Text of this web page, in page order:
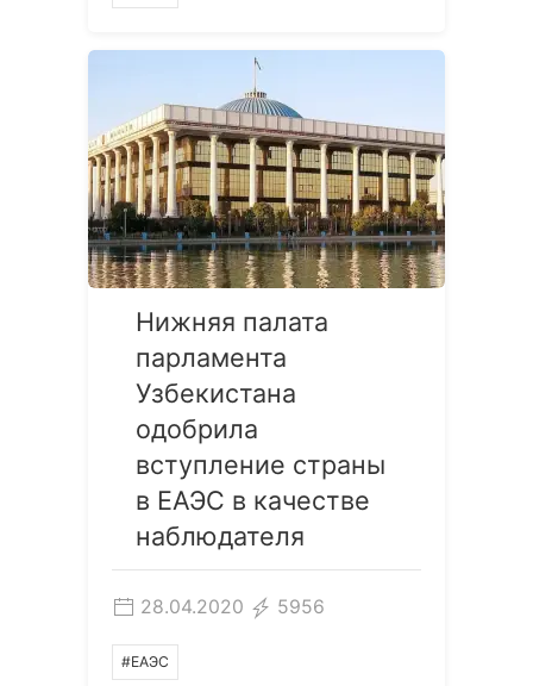
Нижняя палата
парламента
Узбекистана
одобрила
вступление страны
в ЕАЭС в качестве
наблюдателя
28.04.2020 5956
#ЕАЭС